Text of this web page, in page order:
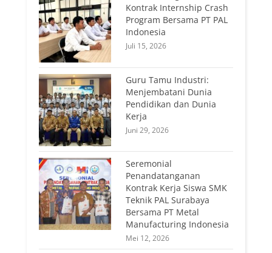
Kontrak Internship Crash
Program Bersama PT PAL
Indonesia
Juli 15, 2026
Guru Tamu Industri:
Menjembatani Dunia
Pendidikan dan Dunia
Kerja
Juni 29, 2026
Seremonial
Penandatanganan
Kontrak Kerja Siswa SMK
Teknik PAL Surabaya
Bersama PT Metal
Manufacturing Indonesia
Mei 12, 2026